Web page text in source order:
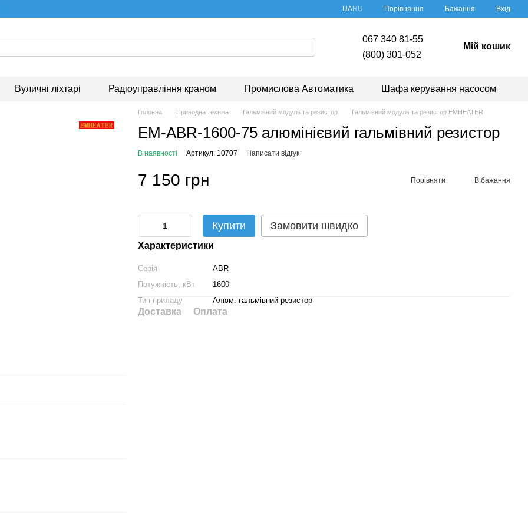
UARU Порівняння Бажання Вхід
067 340 81-55
(800) 301-052
Мій кошик
Вуличні ліхтарі Радіоуправління краном Промислова Автоматика Шафа керування насосом
Головна Приводна техніка Гальмівний модуль та резистор Гальмівний модуль та резистор EMHEATER
EM-ABR-1600-75 алюмінієвий гальмівний резистор
В наявності Артикул: 10707 Написати відгук
7 150 грн Порівняти В бажання
Купити Замовити швидко
Характеристики
Серія
ABR
Потужність, кВт
1600
Тип приладу
Алюм. гальмівний резистор
Доставка Оплата